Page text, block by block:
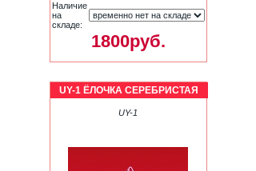
Наличие
на
складе:
1800руб.
UY-1 ЁЛОЧКА СЕРЕБРИСТАЯ
UY-1